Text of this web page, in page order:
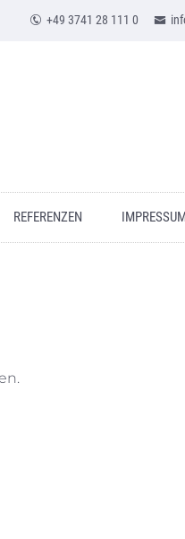
+49 3741 28 111 0
REFERENZEN